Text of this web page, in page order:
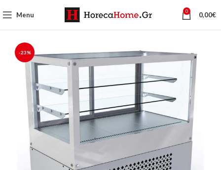
Menu 0 0,00€
-23%